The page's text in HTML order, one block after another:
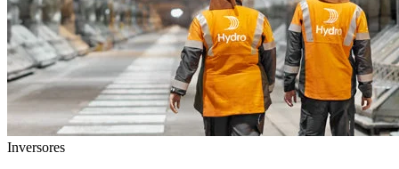
Inversores